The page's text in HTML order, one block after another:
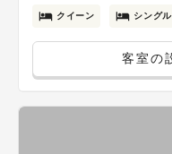
クイーン シングル
客室の